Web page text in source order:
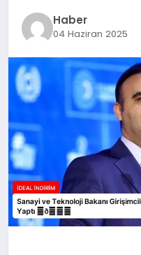
Haber
04 Haziran 2025